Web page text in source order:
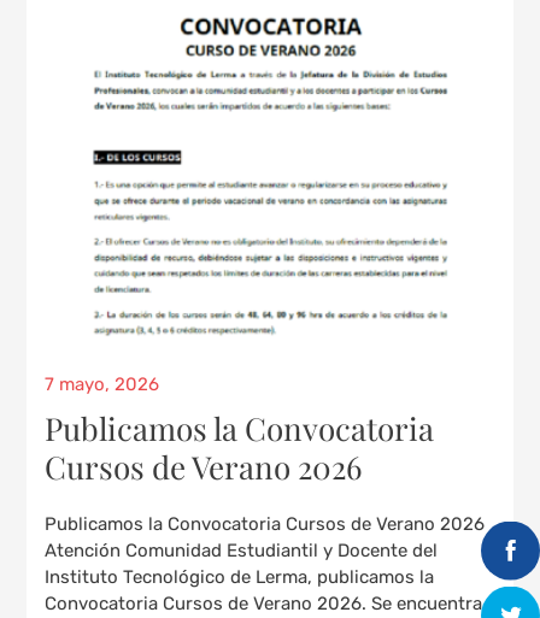
7 mayo, 2026
Publicamos la Convocatoria
Cursos de Verano 2026
Publicamos la Convocatoria Cursos de Verano 2026
Atención Comunidad Estudiantil y Docente del
Instituto Tecnológico de Lerma, publicamos la
Convocatoria Cursos de Verano 2026. Se encuentra